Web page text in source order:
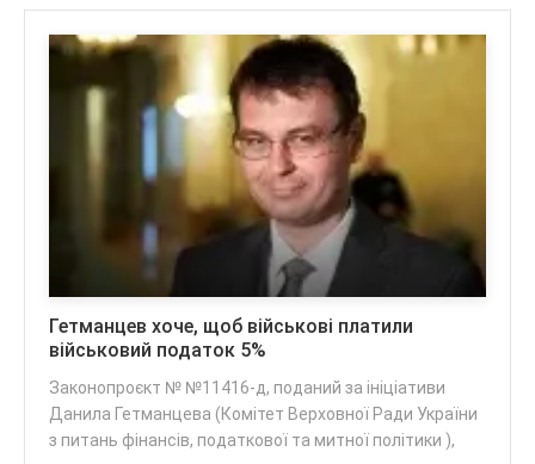
Гетманцев хоче, щоб військові платили
військовий податок 5%
Законопроєкт № №11416-д, поданий за ініціативи
Данила Гетманцева (Комітет Верховної Ради України
з питань фінансів, податкової та митної політики ),